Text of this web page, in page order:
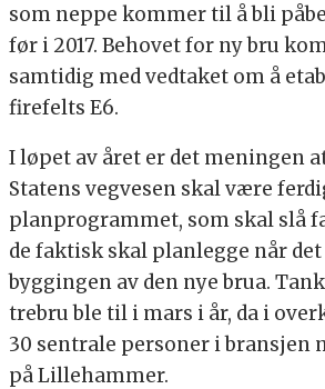
som neppe kommer til å bli
før i 2017. Behovet for ny bru
samtidig med vedtaket om å
firefelts E6.
I løpet av året er det meningen
Statens vegvesen skal være
planprogrammet, som skal slå
de faktisk skal planlegge når
byggingen av den nye brua.
trebru ble til i mars i år, da i
30 sentrale personer i bransjen
på Lillehammer.